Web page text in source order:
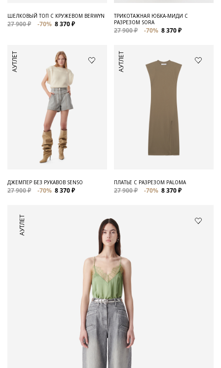
ШЕЛКОВЫЙ ТОП С КРУЖЕВОМ BERWYN
27 900 ₽ -70% 8 370 ₽
ТРИКОТАЖНАЯ ЮБКА-МИДИ С
РАЗРЕЗОМ SORA
27 900 ₽ -70% 8 370 ₽
АУТЛЕТ
ДЖЕМПЕР БЕЗ РУКАВОВ SENSO
27 900 ₽ -70% 8 370 ₽
АУТЛЕТ
ПЛАТЬЕ С РАЗРЕЗОМ PALOMA
27 900 ₽ -70% 8 370 ₽
АУТЛЕТ